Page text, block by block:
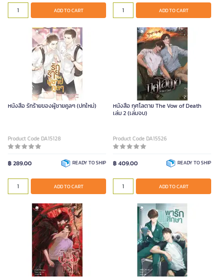
ADD TO CART ADD TO CART
หนังสือ รักร้ายของผู้ชายคูลๆ (ปกใหม่)
Product Code DA15128
฿ 289.00 READY TO SHIP
ADD TO CART
หนังสือ กุศโลตาย The Vow of Death
เล่ม 2 (เล่มจบ)
Product Code DA15526
฿ 409.00 READY TO SHIP
ADD TO CART